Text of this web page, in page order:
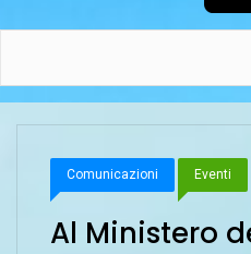
Comunicazioni Eventi
Al Ministero